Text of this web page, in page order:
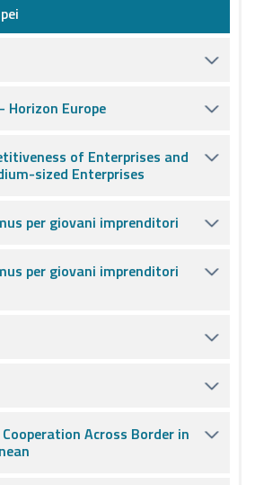
Horizon Europe
of Enterprises and
sized Enterprises
per giovani imprenditori
per giovani imprenditori
Cooperation Across Border in